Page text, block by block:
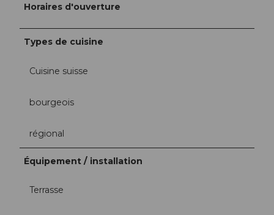
Horaires d'ouverture
Types de cuisine
Cuisine suisse
bourgeois
régional
Équipement / installation
Terrasse